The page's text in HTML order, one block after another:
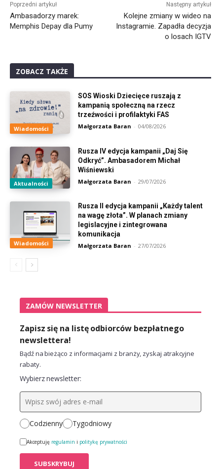
Poprzedni artykuł
Ambasadorzy marek:
Memphis Depay dla Pumy
Następny artykuł
Kolejne zmiany w wideo na
Instagramie. Zapadła decyzja
o losach IGTV
ZOBACZ TAKŻE
Wiadomości
SOS Wioski Dziecięce ruszają z
kampanią społeczną na rzecz
trzeźwości i profilaktyki FAS
Małgorzata Baran - 04/08/2026
Aktualności
Rusza IV edycja kampanii „Daj Się
Odkryć”. Ambasadorem Michał
Wiśniewski
Małgorzata Baran - 29/07/2026
Wiadomości
Rusza II edycja kampanii „Każdy talent
na wagę złota”. W planach zmiany
legislacyjne i zintegrowana
komunikacja
Małgorzata Baran - 27/07/2026
ZAMÓW NEWSLETTER
Zapisz się na listę odbiorców bezpłatnego
newslettera!
Bądź na bieżąco z informacjami z branży, zyskaj atrakcyjne
rabaty.
Wybierz newsletter:
Codzienny Tygodniowy
Akceptuję regulamin i politykę prywatności